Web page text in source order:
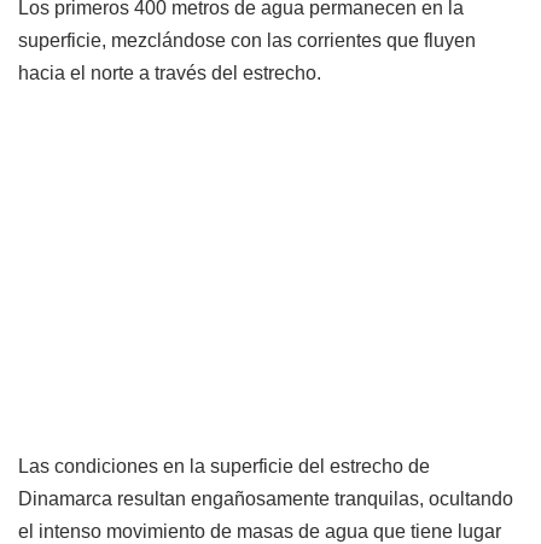
Los primeros 400 metros de agua permanecen en la
superficie, mezclándose con las corrientes que fluyen
hacia el norte a través del estrecho.
Las condiciones en la superficie del estrecho de
Dinamarca resultan engañosamente tranquilas, ocultando
el intenso movimiento de masas de agua que tiene lugar